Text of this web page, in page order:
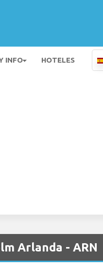
INFO HOTELES
Arlanda - ARN